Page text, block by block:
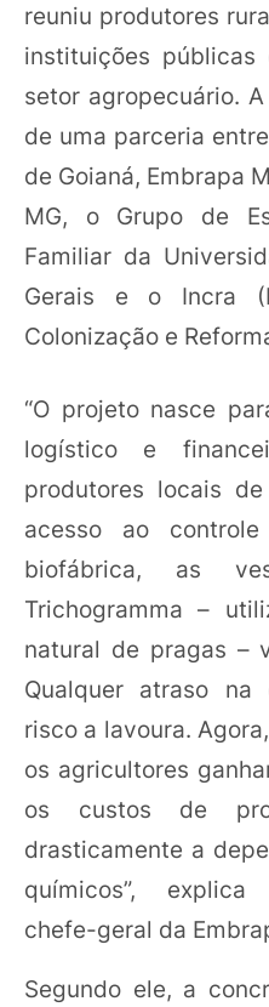
reuniu produtores
instituições
setor agropecuário.
de uma parceria
de Goianá, Embrapa
MG, o Grupo de
Familiar da
Gerais e o Incra
Colonização e
“O projeto nasce
logístico e
produtores locais
acesso ao
biofábrica, as
Trichogramma –
natural de pragas –
Qualquer atraso na
risco a lavoura.
os agricultores
os custos de
drasticamente a
químicos”, explica
chefe-geral da
Segundo ele, a